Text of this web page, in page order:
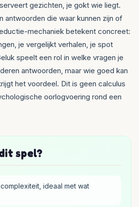
gezichten, je gokt wie liegt.
antwoorden die waar kunnen zijn of
mechaniek betekent concreet:
je vergelijkt verhalen, je spot
speelt een rol in welke vragen je
antwoorden, maar wie goed kan
het voordeel. Dit is geen calculus
oorlogvoering rond een
spel?
ideaal met wat